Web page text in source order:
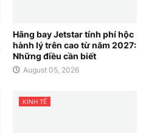
Hãng bay Jetstar tính phí hộc
hành lý trên cao từ năm 2027:
Những điều cần biết
August 05, 2026
KINH TẾ